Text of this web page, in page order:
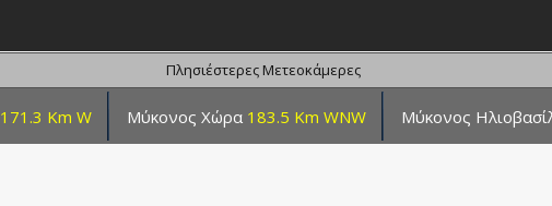
Πλησιέστερες Μετεοκάμερες
171.3 Km W Μύκονος Χώρα 183.5 Km WNW Μύκονος